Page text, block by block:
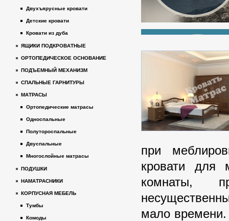
при
кровати для
комнаты,
мало времени.
Двухъярусные кровати
Детские кровати
Кровати из дуба
ЯЩИКИ ПОДКРОВАТНЫЕ
ОРТОПЕДИЧЕСКОЕ ОСНОВАНИЕ
ПОДЪЕМНЫЙ МЕХАНИЗМ
СПАЛЬНЫЕ ГАРНИТУРЫ
МАТРАСЫ
Ортопедические матрасы
Односпальные
Полутороспальные
Двуспальные
Многослойные матрасы
ПОДУШКИ
НАМАТРАСНИКИ
КОРПУСНАЯ МЕБЕЛЬ
Тумбы
Комоды